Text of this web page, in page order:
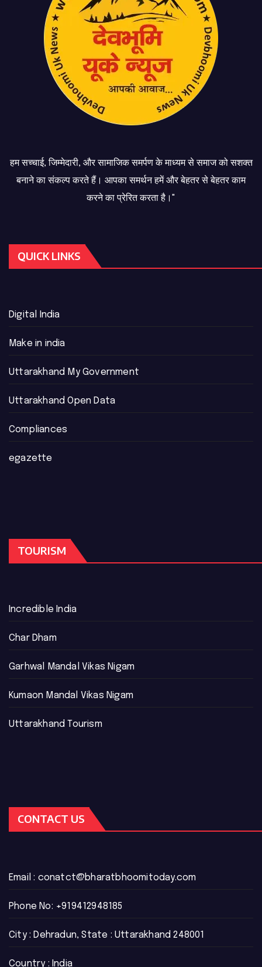
हम सच्चाई, जिम्मेदारी, और सामाजिक समर्पण के माध्यम से समाज को सशक्त
बनाने का संकल्प करते हैं। आपका समर्थन हमें और बेहतर से बेहतर काम
करने का प्रेरित करता है।"
QUICK LINKS
Digital India
Make in india
Uttarakhand My Government
Uttarakhand Open Data
Compliances
egazette
TOURISM
Incredible India
Char Dham
Garhwal Mandal Vikas Nigam
Kumaon Mandal Vikas Nigam
Uttarakhand Tourism
CONTACT US
Email : conatct@bharatbhoomitoday.com
Phone No: +919412948185
City : Dehradun, State : Uttarakhand 248001
Country : India